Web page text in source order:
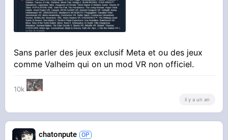
Sans parler des jeux exclusif Meta et ou des jeux
comme Valheim qui on un mod VR non officiel.
10k
il y a un an
chatonpute